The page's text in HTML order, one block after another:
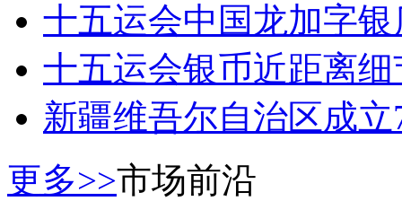
十五运会中国龙加字
十五运会银币近距离
新疆维吾尔自治区成
更多>>市场前沿